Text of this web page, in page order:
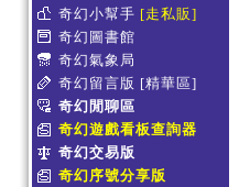
奇幻小幫手 [走私販]
奇幻圖書館
奇幻氣象局
奇幻留言版 [精華區]
奇幻閒聊區
奇幻遊戲看板查詢器
奇幻交易版
奇幻序號分享版